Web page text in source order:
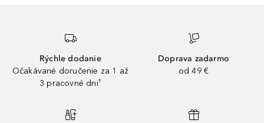
Rýchle dodanie
Očakávané doručenie za 1 až
3 pracovné dni¹
Doprava zadarmo
od 49 €